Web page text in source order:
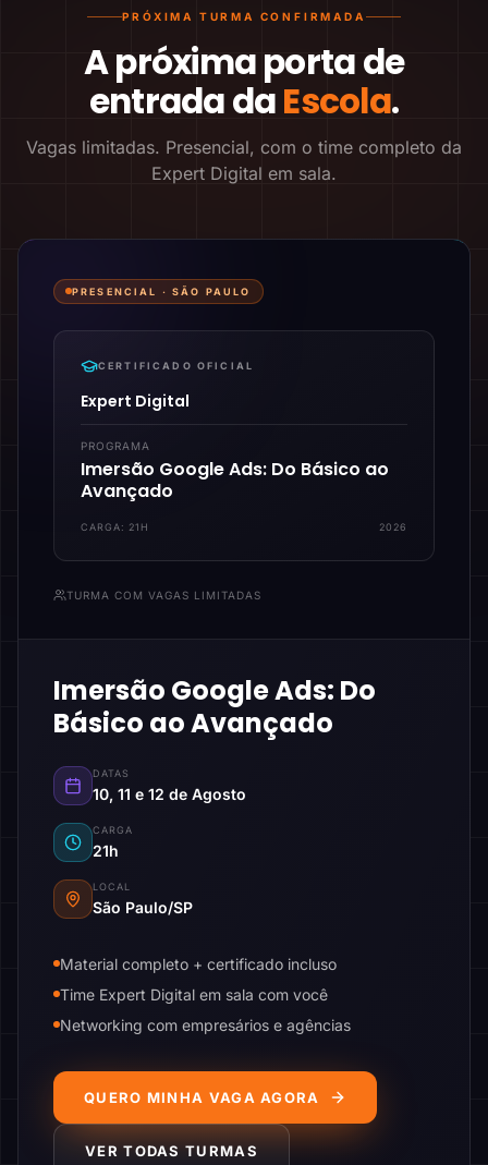
PRÓXIMA TURMA CONFIRMADA
A próxima porta de
entrada daEscola.
Vagas limitadas. Presencial, com o time completo da
Expert Digital em sala.
PRESENCIAL ·SÃO PAULO
CERTIFICADO OFICIAL
Expert Digital
PROGRAMA
Imersão Google Ads: Do Básico ao
Avançado
CARGA: 21H 2026
TURMA COM VAGAS LIMITADAS
Imersão Google Ads: Do
Básico ao Avançado
DATAS
10, 11 e 12 de Agosto
CARGA
21h
LOCAL
São Paulo/SP
Material completo + certificado incluso
Time Expert Digital em sala com você
Networking com empresários e agências
QUERO MINHA VAGA AGORA
VER TODAS TURMAS